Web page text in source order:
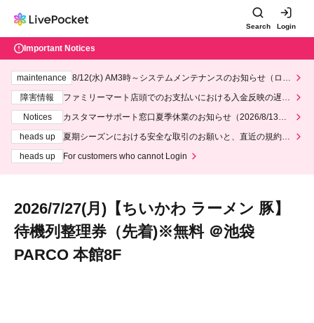
Search Login
Important Notices
maintenance
8/12(水) AM3時～システムメンテナンスのお知らせ（ロー
障害情報
ファミリーマート店頭でのお支払いにおける入金反映の遅延
Notices
カスタマーサポート窓口夏季休業のお知らせ（2026/8/13～2
heads up
夏期シーズンにおける安全な取引のお願いと、直近の規約違
heads up
For customers who cannot Login
2026/7/27(月)【ちいかわ ラーメン 豚】
待機列整理券（先着)※無料 ＠池袋
PARCO 本館8F